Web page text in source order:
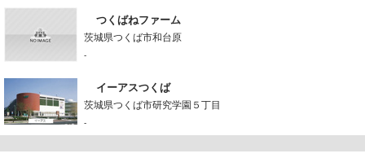
つくばねファーム
茨城県つくば市和台原
-
イーアスつくば
茨城県つくば市研究学園５丁目
-